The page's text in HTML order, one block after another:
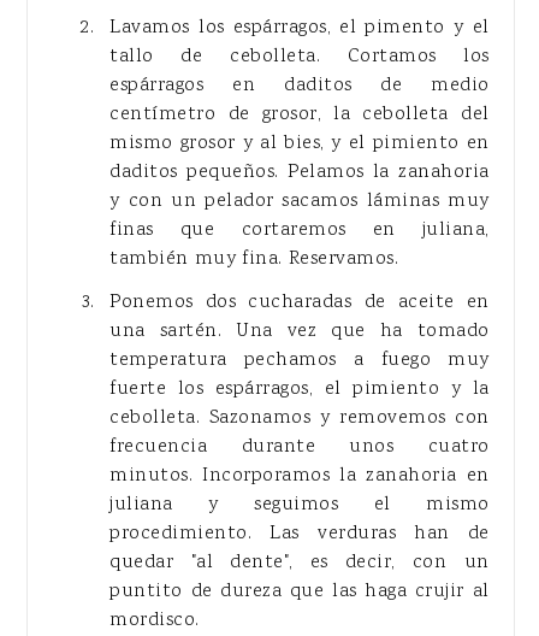
Lavamos los espárragos, el pimento y el
tallo de cebolleta. Cortamos los
espárragos en daditos de medio
centímetro de grosor, la cebolleta del
mismo grosor y al bies, y el pimiento en
daditos pequeños. Pelamos la zanahoria
y con un pelador sacamos láminas muy
finas que cortaremos en juliana,
también muy fina. Reservamos.
Ponemos dos cucharadas de aceite en
una sartén. Una vez que ha tomado
temperatura pechamos a fuego muy
fuerte los espárragos, el pimiento y la
cebolleta. Sazonamos y removemos con
frecuencia durante unos cuatro
minutos. Incorporamos la zanahoria en
juliana y seguimos el mismo
procedimiento. Las verduras han de
quedar "al dente", es decir, con un
puntito de dureza que las haga crujir al
mordisco.